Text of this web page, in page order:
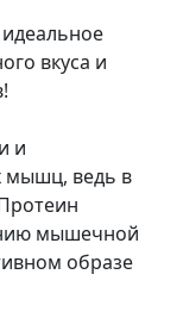
вкуса и
и
мышц, ведь в
мышечной
образе